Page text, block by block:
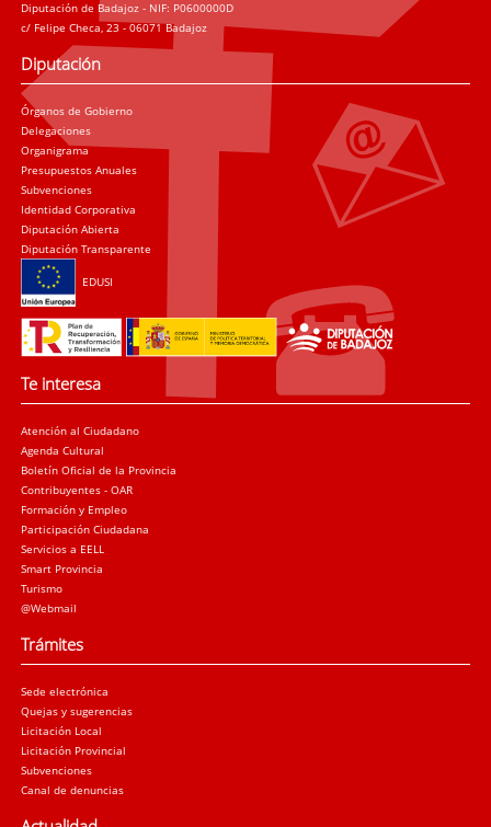
Diputación de Badajoz - NIF: P0600000D
c/ Felipe Checa, 23 - 06071 Badajoz
Diputación
Órganos de Gobierno
Delegaciones
Organigrama
Presupuestos Anuales
Subvenciones
Identidad Corporativa
Diputación Abierta
Diputación Transparente
EDUSI
Te interesa
Atención al Ciudadano
Agenda Cultural
Boletín Oficial de la Provincia
Contribuyentes - OAR
Formación y Empleo
Participación Ciudadana
Servicios a EELL
Smart Provincia
Turismo
@Webmail
Trámites
Sede electrónica
Quejas y sugerencias
Licitación Local
Licitación Provincial
Subvenciones
Canal de denuncias